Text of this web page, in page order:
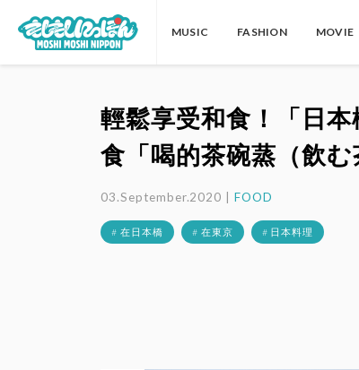
MUSIC FASHION MOVIE
輕鬆享受和食！「日
食「喝的茶碗蒸（飲む
03.September.2020 |FOOD
# 在日本橋 # 在東京 # 日本料理